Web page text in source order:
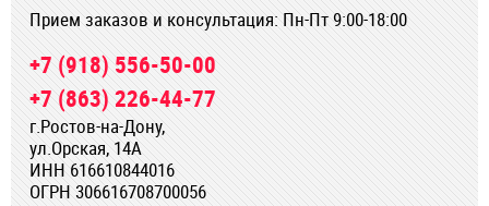
Прием заказов и консультация: Пн-Пт 9:00-18:00
+7 (918) 556-50-00
+7 (863) 226-44-77
г.Ростов-на-Дону,
ул.Орская, 14А
ИНН 616610844016
ОГРН 306616708700056